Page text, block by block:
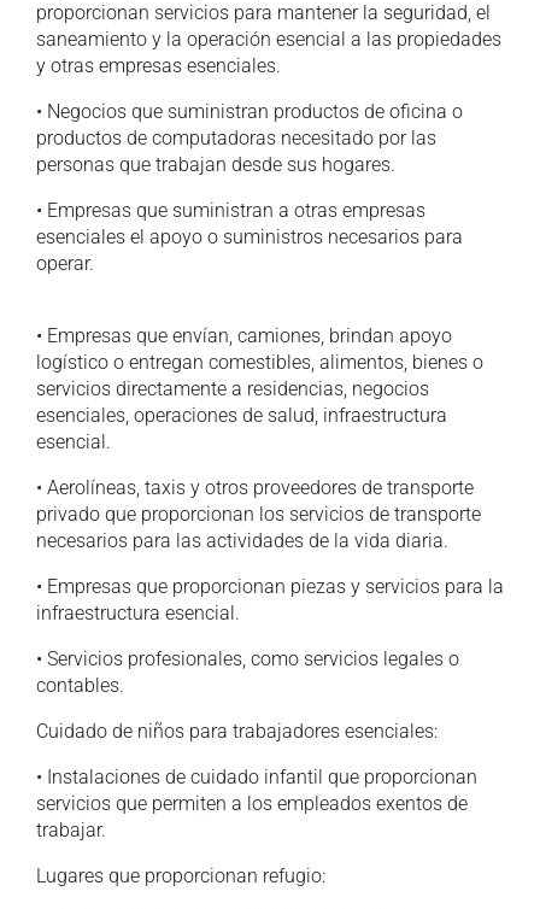
proporcionan servicios para mantener la seguridad, el
saneamiento y la operación esencial a las propiedades
y otras empresas esenciales.
• Negocios que suministran productos de oficina o
productos de computadoras necesitado por las
personas que trabajan desde sus hogares.
• Empresas que suministran a otras empresas
esenciales el apoyo o suministros necesarios para
operar.
• Empresas que envían, camiones, brindan apoyo
logístico o entregan comestibles, alimentos, bienes o
servicios directamente a residencias, negocios
esenciales, operaciones de salud, infraestructura
esencial.
• Aerolíneas, taxis y otros proveedores de transporte
privado que proporcionan los servicios de transporte
necesarios para las actividades de la vida diaria.
• Empresas que proporcionan piezas y servicios para la
infraestructura esencial.
• Servicios profesionales, como servicios legales o
contables.
Cuidado de niños para trabajadores esenciales:
• Instalaciones de cuidado infantil que proporcionan
servicios que permiten a los empleados exentos de
trabajar.
Lugares que proporcionan refugio: